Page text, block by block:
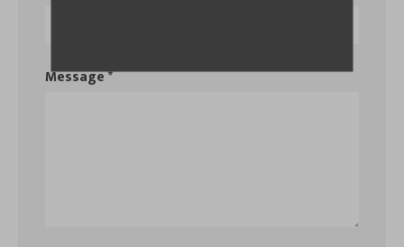
Message *